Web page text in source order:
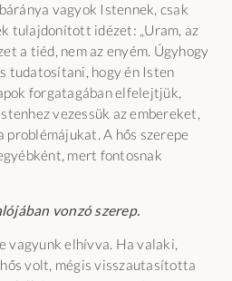
vagyok Istennek, csak
tulajdonított idézet: „Uram, az
a tiéd, nem az enyém. Úgyhogy
tudatosítani, hogy én Isten
forgatagában elfelejtjük,
vezessük az embereket,
problémájukat. A hős szerepe
mert fontosnak
vonzó szerep.
vagyunk elhívva. Ha valaki,
volt, mégis visszautasította